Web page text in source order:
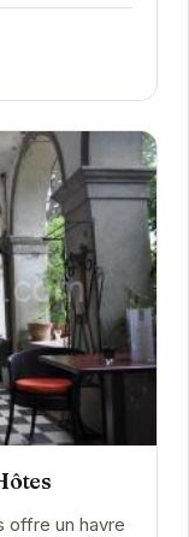
offre un havre